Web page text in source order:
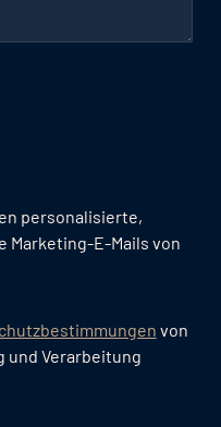
personalisierte,
Marketing-E-Mails von
von
und Verarbeitung